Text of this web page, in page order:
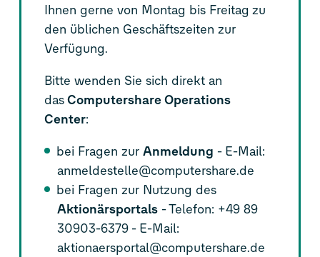
Ihnen gerne von Montag bis Freitag zu
den üblichen Geschäftszeiten zur
Verfügung.
Bitte wenden Sie sich direkt an
dasComputershare Operations
Center:
bei Fragen zur Anmeldung - E-Mail:
anmeldestelle@computershare.de
bei Fragen zur Nutzung des
Aktionärsportals- Telefon: +49 89
30903-6379 - E-Mail:
aktionaersportal@computershare.de